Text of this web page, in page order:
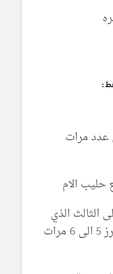
:
عدد مرات
الام
الثالث الذي
يرضع من الام فقط قد يتبرز 5 الى 6 مرات